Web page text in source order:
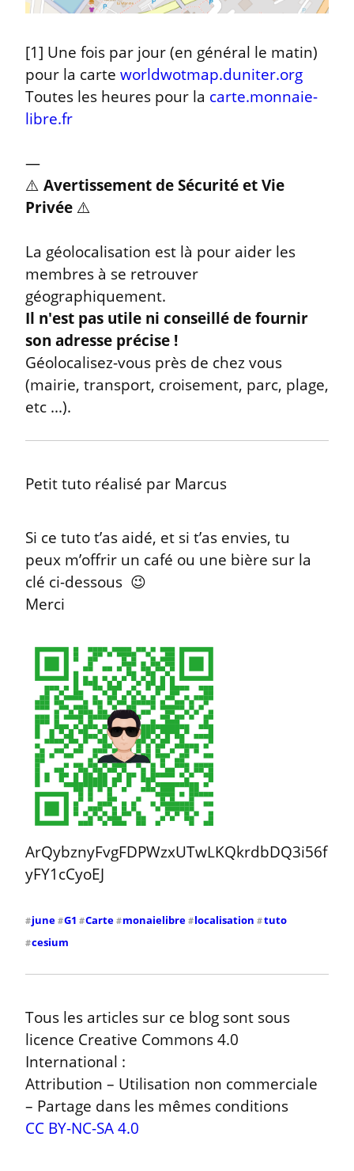
[1] Une fois par jour (en général le matin)
pour la carte worldwotmap.duniter.org
Toutes les heures pour la carte.monnaie-
libre.fr
—
⚠️ Avertissement de Sécurité et Vie
Privée ⚠️
La géolocalisation est là pour aider les
membres à se retrouver
Il n'est pas utile ni conseillé de fournir
son adresse précise !
Géolocalisez-vous près de chez vous
(mairie, transport, croisement, parc, plage,
etc ...).
Petit tuto réalisé par Marcus
Si ce tuto t’as aidé, et si t’as envies, tu
peux m’offrir un café ou une bière sur la
clé ci-dessous  😉️
Merci
ArQybznyFvgFDPWzxUTwLKQkrdbDQ3i56f
yFY1cCyoEJ
#june #G1 #Carte #monaielibre #localisation #tuto
#cesium
Tous les articles sur ce blog sont sous
licence Creative Commons 4.0
International :
Attribution – Utilisation non commerciale
CC BY-NC-SA 4.0